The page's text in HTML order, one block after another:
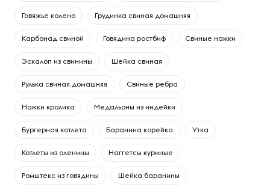
Говяжье колено Грудинка свиная домашняя
Карбонад свиной Говядина ростбиф Свиные ножки
Эскалоп из свинины Шейка свиная
Рулька свиная домашняя Свиные ребра
Ножки кролика Медальоны из индейки
Бургерная котлета Баранина корейка Утка
Котлеты из оленины Наггетсы куриные
Ромштекс из говядины Шейка баранины